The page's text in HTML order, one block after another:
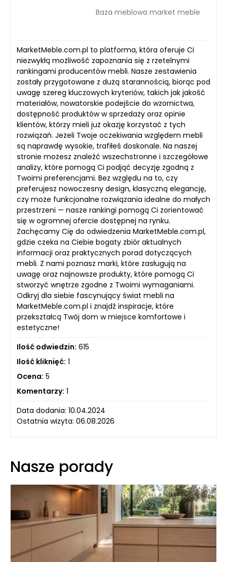
Baza meblowa market meble
MarketMeble.com.pl to platforma, która oferuje Ci
niezwykłą możliwość zapoznania się z rzetelnymi
rankingami producentów mebli. Nasze zestawienia
zostały przygotowane z dużą starannością, biorąc pod
uwagę szereg kluczowych kryteriów, takich jak jakość
materiałów, nowatorskie podejście do wzornictwa,
dostępność produktów w sprzedaży oraz opinie
klientów, którzy mieli już okazję korzystać z tych
rozwiązań. Jeżeli Twoje oczekiwania względem mebli
są naprawdę wysokie, trafiłeś doskonale. Na naszej
stronie możesz znaleźć wszechstronne i szczegółowe
analizy, które pomogą Ci podjąć decyzję zgodną z
Twoimi preferencjami. Bez względu na to, czy
preferujesz nowoczesny design, klasyczną elegancję,
czy może funkcjonalne rozwiązania idealne do małych
przestrzeni — nasze rankingi pomogą Ci zorientować
się w ogromnej ofercie dostępnej na rynku.
Zachęcamy Cię do odwiedzenia MarketMeble.com.pl,
gdzie czeka na Ciebie bogaty zbiór aktualnych
informacji oraz praktycznych porad dotyczących
mebli. Z nami poznasz marki, które zasługują na
uwagę oraz najnowsze produkty, które pomogą Ci
stworzyć wnętrze zgodne z Twoimi wymaganiami.
Odkryj dla siebie fascynujący świat mebli na
MarketMeble.com.pl i znajdź inspiracje, które
przekształcą Twój dom w miejsce komfortowe i
estetyczne!
Ilość odwiedzin: 615
Ilość kliknięć: 1
Ocena: 5
Komentarzy: 1
Data dodania: 10.04.2024
Ostatnia wizyta: 06.08.2026
Nasze porady